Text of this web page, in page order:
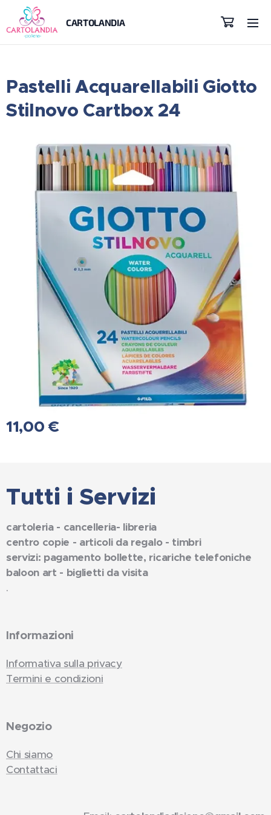
CARTOLANDIA
Pastelli Acquarellabili Giotto
Stilnovo Cartbox 24
11,00 €
Tutti i Servizi
cartoleria - cancelleria- libreria
centro copie - articoli da regalo - timbri
servizi: pagamento bollette, ricariche telefoniche
baloon art - biglietti da visita
.
Informazioni
Informativa sulla privacy
Termini e condizioni
Negozio
Chi siamo
Contattaci